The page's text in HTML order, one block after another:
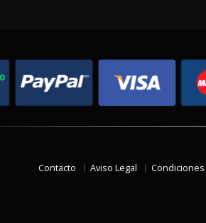
Contacto Aviso Legal